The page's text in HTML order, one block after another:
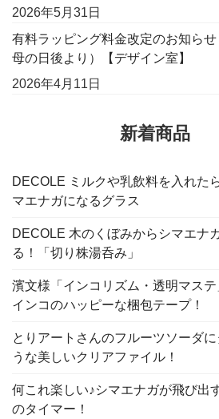
2026年5月31日
有料ラッピング料金改定のお知らせ
母の日後より）【デザイン室】
2026年4月11日
新着商品
DECOLE ミルクや乳飲料を入れた
マエナガになるグラス
DECOLE 木のくぼみからシマエナ
る！「切り株湯呑み」
濱文様「インコリズム・透明マステ
インコのハッピーな梱包テープ！
とりアートさんのフルーツソーダ
うな美しいクリアファイル！
何これ楽しい♪シマエナガが飛び出
のタイマー！